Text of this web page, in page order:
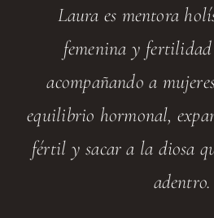
Laura es mentora
femenina y
acompañando a
equilibrio hormonal,
fértil y sacar a la diosa
adentro.